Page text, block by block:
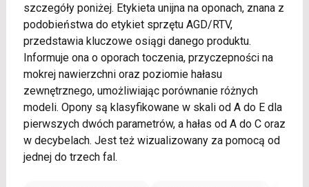
szczegóły poniżej. Etykieta unijna na oponach, znana z
podobieństwa do etykiet sprzętu AGD/RTV,
przedstawia kluczowe osiągi danego produktu.
Informuje ona o oporach toczenia, przyczepności na
mokrej nawierzchni oraz poziomie hałasu
zewnętrznego, umożliwiając porównanie różnych
modeli. Opony są klasyfikowane w skali od A do E dla
pierwszych dwóch parametrów, a hałas od A do C oraz
w decybelach. Jest też wizualizowany za pomocą od
jednej do trzech fal.